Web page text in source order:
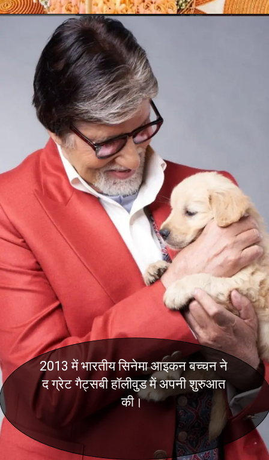
2013 में भारतीय सिनेमा आइकन बच्चन ने
द ग्रेट गैट्सबी हॉलीवुड में अपनी शुरुआत
की।